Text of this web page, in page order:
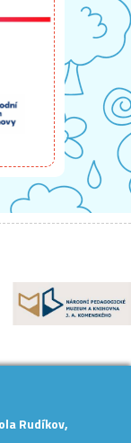
Rudíkov,